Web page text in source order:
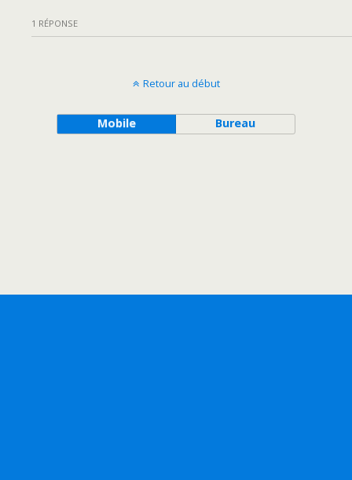
1 RÉPONSE
Retour au début
Mobile Bureau